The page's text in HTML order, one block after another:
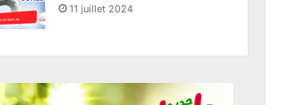
11 juillet 2024